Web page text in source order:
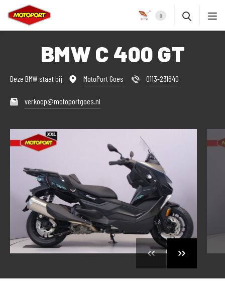
0
BMW C 400 GT
Deze BMW staat bij MotoPort Goes 0113-231640
verkoop@motoportgoes.nl